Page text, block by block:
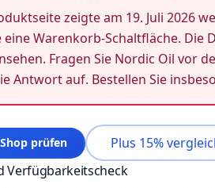
zeigte am 19. Juli 2026
eine Warenkorb-Schaltfläche. Die
Fragen Sie Nordic Oil vor
Antwort auf. Bestellen Sie
prüfen Plus 15%
Verfügbarkeitscheck